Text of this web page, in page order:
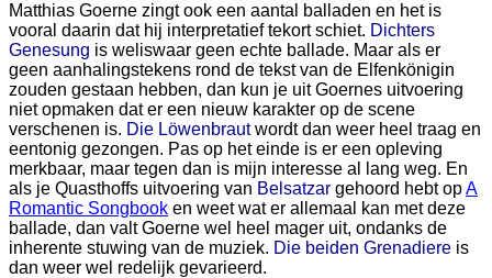
Matthias Goerne zingt ook een aantal balladen en het is
vooral daarin dat hij interpretatief tekort schiet. Dichters
Genesung is weliswaar geen echte ballade. Maar als er
geen aanhalingstekens rond de tekst van de Elfenkönigin
zouden gestaan hebben, dan kun je uit Goernes uitvoering
niet opmaken dat er een nieuw karakter op de scene
verschenen is. Die Löwenbrautwordt dan weer heel traag en
eentonig gezongen. Pas op het einde is er een opleving
merkbaar, maar tegen dan is mijn interesse al lang weg. En
als je Quasthoffs uitvoering van Belsatzar gehoord hebt opA
Romantic Songbook en weet wat er allemaal kan met deze
ballade, dan valt Goerne wel heel mager uit, ondanks de
inherente stuwing van de muziek. Die beiden Grenadiere is
dan weer wel redelijk gevarieerd.